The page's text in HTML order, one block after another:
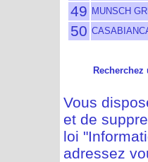
49 MUNSCH
50
Vous
et de
loi
adressez